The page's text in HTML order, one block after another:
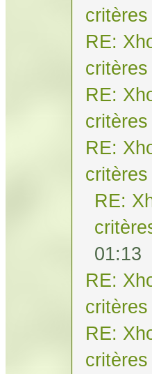
RE:
RE:
RE:
RE:
01:13
RE:
RE: